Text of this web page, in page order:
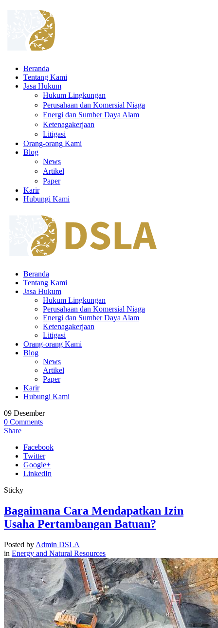
Beranda
Tentang Kami
Jasa Hukum
Hukum Lingkungan
Perusahaan dan Komersial Niaga
Energi dan Sumber Daya Alam
Ketenagakerjaan
Litigasi
Orang-orang Kami
Blog
News
Artikel
Paper
Karir
Hubungi Kami
Beranda
Tentang Kami
Jasa Hukum
Hukum Lingkungan
Perusahaan dan Komersial Niaga
Energi dan Sumber Daya Alam
Ketenagakerjaan
Litigasi
Orang-orang Kami
Blog
News
Artikel
Paper
Karir
Hubungi Kami
09 Desember
0 Comments
Share
Facebook
Twitter
Google+
LinkedIn
Sticky
Bagaimana Cara Mendapatkan Izin
Usaha Pertambangan Batuan?
Posted by Admin DSLA
in Energy and Natural Resources